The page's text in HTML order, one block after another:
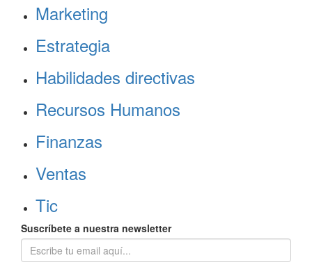
Marketing
Estrategia
Habilidades directivas
Recursos Humanos
Finanzas
Ventas
Tic
Suscríbete a nuestra newsletter